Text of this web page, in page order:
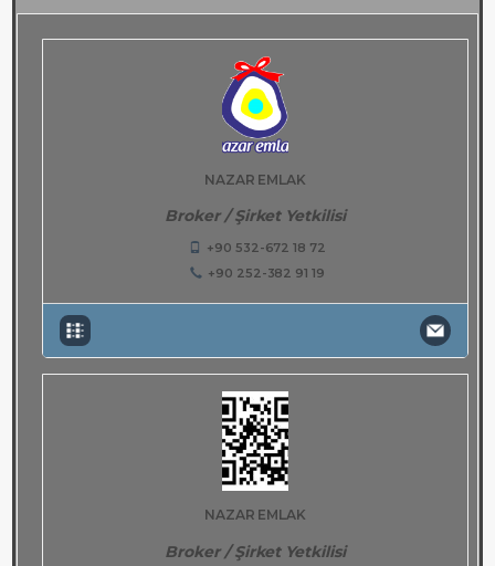
NAZAR EMLAK
Broker / Şirket Yetkilisi
+90 532-672 18 72
+90 252-382 91 19
NAZAR EMLAK
Broker / Şirket Yetkilisi